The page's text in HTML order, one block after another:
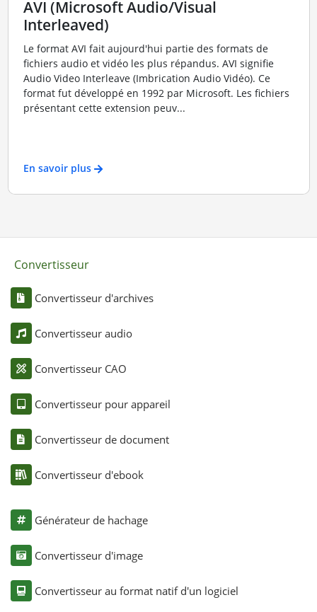
AVI (Microsoft Audio/Visual
Interleaved)
Le format AVI fait aujourd'hui partie des formats de
fichiers audio et vidéo les plus répandus. AVI signifie
Audio Video Interleave (Imbrication Audio Vidéo). Ce
format fut développé en 1992 par Microsoft. Les fichiers
présentant cette extension peuv...
En savoir plus
Convertisseur
Convertisseur d'archives
Convertisseur audio
Convertisseur CAO
Convertisseur pour appareil
Convertisseur de document
Convertisseur d'ebook
Générateur de hachage
Convertisseur d'image
Convertisseur au format natif d'un logiciel